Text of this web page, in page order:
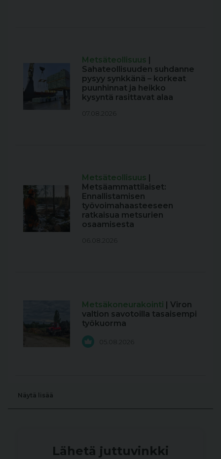
Metsäteollisuus
Sahateollisuuden suhdanne
pysyy synkkänä – korkeat
puunhinnat ja heikko
kysyntä rasittavat alaa
07.08.2026
Metsäteollisuus
Metsäammattilaiset:
Ennallistamisen
työvoimahaasteeseen
ratkaisua metsurien
osaamisesta
06.08.2026
Metsäkoneurakointi
| Viron
valtion savotoilla tasaisempi
työkuorma
05.08.2026
Näytä lisää
Lähetä juttuvinkki